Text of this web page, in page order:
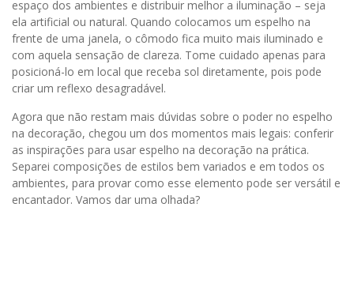
espaço dos ambientes e distribuir melhor a iluminação – seja
ela artificial ou natural. Quando colocamos um espelho na
frente de uma janela, o cômodo fica muito mais iluminado e
com aquela sensação de clareza. Tome cuidado apenas para
posicioná-lo em local que receba sol diretamente, pois pode
criar um reflexo desagradável.
Agora que não restam mais dúvidas sobre o poder no espelho
na decoração, chegou um dos momentos mais legais: conferir
as inspirações para usar espelho na decoração na prática.
Separei composições de estilos bem variados e em todos os
ambientes, para provar como esse elemento pode ser versátil e
encantador. Vamos dar uma olhada?